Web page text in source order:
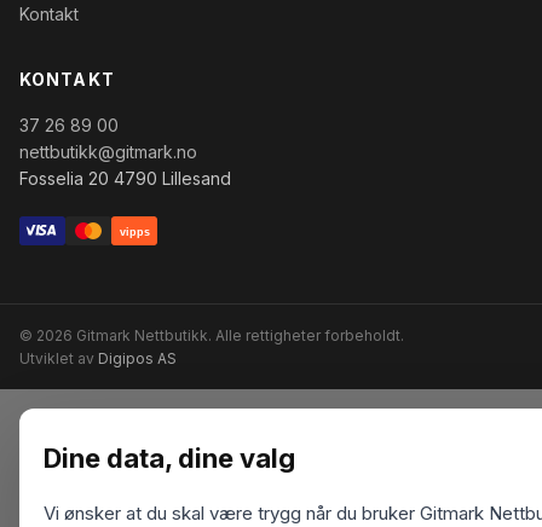
Kontakt
KONTAKT
37 26 89 00
nettbutikk@gitmark.no
Fosselia 20 4790 Lillesand
vipps
© 2026 Gitmark Nettbutikk. Alle rettigheter forbeholdt.
Utviklet av Digipos AS
Dine data, dine valg
Vi ønsker at du skal være trygg når du bruker Gitmark